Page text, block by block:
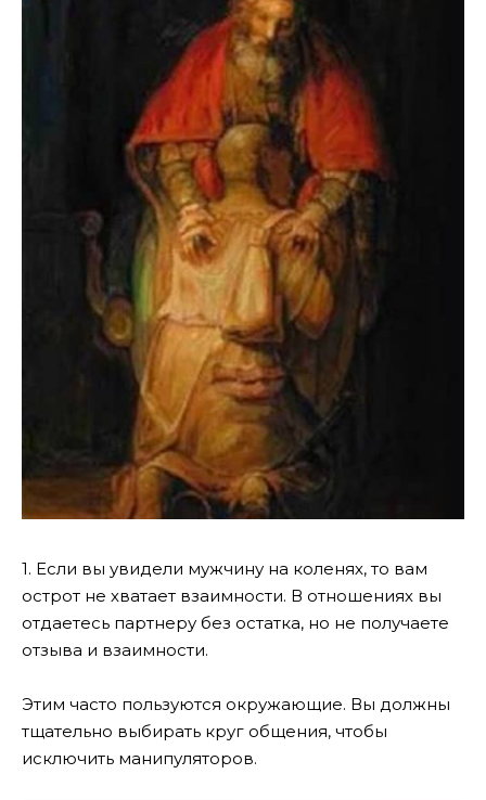
1. Если вы увидели мужчину на коленях, то вам
острот не хватает взаимности. В отношениях вы
отдаетесь партнеру без остатка, но не получаете
отзыва и взаимности.
Этим часто пользуются окружающие. Вы должны
тщательно выбирать круг общения, чтобы
исключить манипуляторов.